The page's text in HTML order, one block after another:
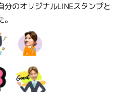
のオリジナルLINEスタンプと